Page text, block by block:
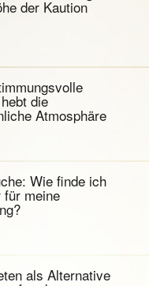
der Kaution
die
Atmosphäre
Wie finde ich
für meine
als Alternative